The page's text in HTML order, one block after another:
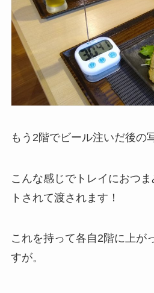
もう2階でビール注いだ後の
こんな感じでトレイにおつ
トされて渡されます！
これを持って各自2階に上が
すが。